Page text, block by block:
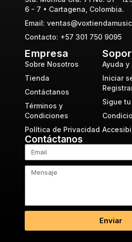
6 - 7 • Cartagena, Colombia.
Email:
Contacto: +57 301 750 9095
Empresa
Sobre Nosotros
Tienda
Contáctanos
Términos y
Condiciones
Política de Privacidad
Ayuda y
Iniciar
Sigue
Contáctanos
Enviar